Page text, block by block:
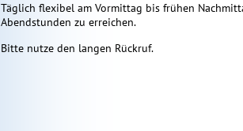
Täglich flexibel am Vormittag bis frühen
Abendstunden zu erreichen.
Bitte nutze den langen Rückruf.